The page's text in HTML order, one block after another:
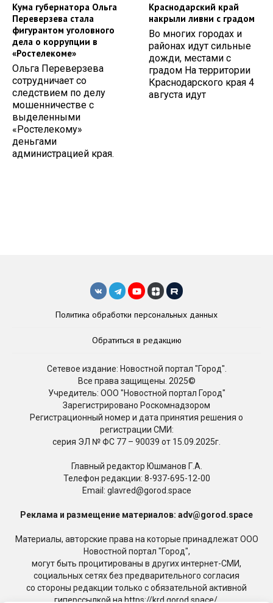
Кума губернатора Ольга
Переверзева стала
фигурантом уголовного
дела о коррупции в
«Ростелекоме»
Ольга Переверзева
сотрудничает со
следствием по делу
мошенничестве с
выделенными
«Ростелекому»
деньгами
администрацией края.
Краснодарский край
накрыли ливни с градом
Во многих городах и
районах идут сильные
дожди, местами с
градом На территории
Краснодарского края 4
августа идут
Политика обработки персональных данных
Обратиться в редакцию
Сетевое издание: Новостной портал "Город".
Все права защищены. 2025©
Учредитель: ООО "Новостной портал Город"
Зарегистрировано Роскомнадзором
Регистрационный номер и дата принятия решения о
регистрации СМИ:
серия ЭЛ № ФС 77 – 90039 от 15.09.2025г.
Главный редактор Юшманов Г.А.
Телефон редакции: 8-937-695-12-00
Email: glavred@gorod.space
Реклама и размещение материалов: adv@gorod.space
Материалы, авторские права на которые принадлежат ООО
Новостной портал "Город",
могут быть процитированы в других интернет-СМИ,
социальных сетях без предварительного согласия
со стороны редакции только с обязательной активной
гиперссылкой на https://krd.gorod.space/.